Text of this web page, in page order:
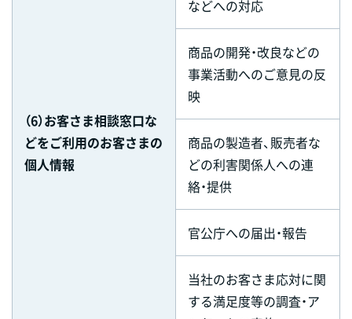
（6）お客さま相談窓口な
どをご利用のお客さまの
個人情報
などへの対応
商品の開発・改良などの
事業活動へのご意見の反
映
商品の製造者、販売者な
どの利害関係人への連
絡・提供
官公庁への届出・報告
当社のお客さま応対に関
する満足度等の調査・ア